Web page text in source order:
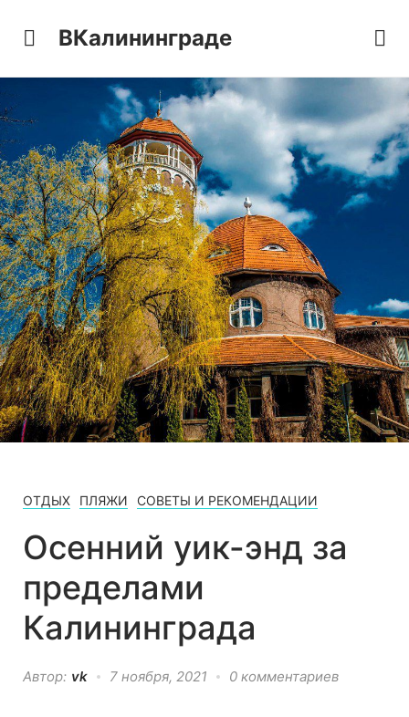
ВКалининграде
ОТДЫХ ПЛЯЖИ СОВЕТЫ И РЕКОМЕНДАЦИИ
Осенний уик-энд за
пределами
Калининграда
Автор: vk 7 ноября, 2021 0 комментариев